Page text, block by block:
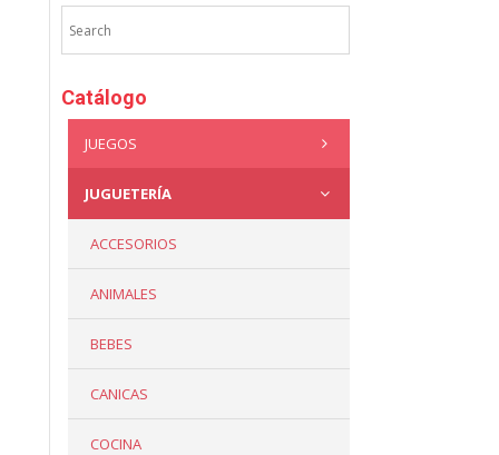
Catálogo
JUEGOS
JUGUETERÍA
ACCESORIOS
ANIMALES
BEBES
CANICAS
COCINA